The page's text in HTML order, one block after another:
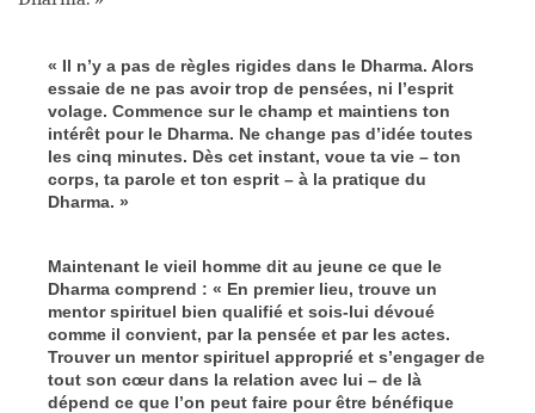
« Il n’y a pas de règles rigides dans le Dharma. Alors
essaie de ne pas avoir trop de pensées, ni l’esprit
volage. Commence sur le champ et maintiens ton
intérêt pour le Dharma. Ne change pas d’idée toutes
les cinq minutes. Dès cet instant, voue ta vie – ton
corps, ta parole et ton esprit – à la pratique du
Dharma. »
Maintenant le vieil homme dit au jeune ce que le
Dharma comprend : « En premier lieu, trouve un
mentor spirituel bien qualifié et sois-lui dévoué
comme il convient, par la pensée et par les actes.
Trouver un mentor spirituel approprié et s’engager de
tout son cœur dans la relation avec lui – de là
dépend ce que l’on peut faire pour être bénéfique